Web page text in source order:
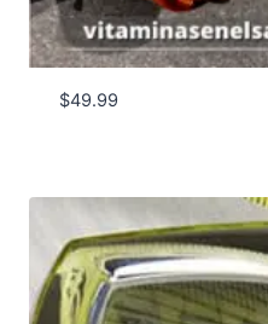
$49.99